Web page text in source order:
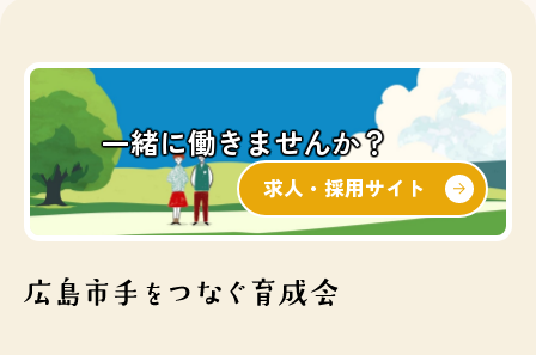
一緒に働きませんか？
求人・採用サイト